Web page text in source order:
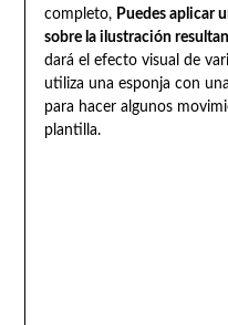
completo, Puedes aplicar
sobre la ilustración
dará el efecto visual de
utiliza una esponja con
para hacer algunos
plantilla.